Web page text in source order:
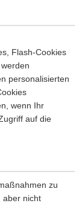
Flash-Cookies
personalisierten
wenn Ihr
auf die
zu
aber nicht